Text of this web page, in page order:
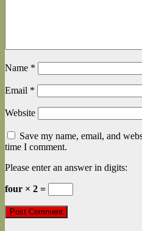
Name *
Email *
Website
Save my name, email, and
time I comment.
Please enter an answer in digits:
four × 2 =